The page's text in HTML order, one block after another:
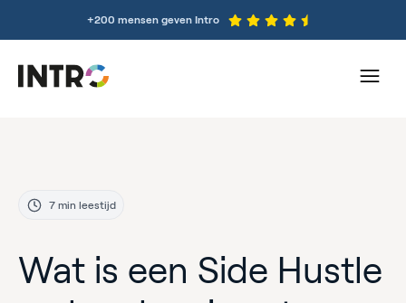
+200 mensen geven Intro
7 min leestijd
Wat is een Side Hustle